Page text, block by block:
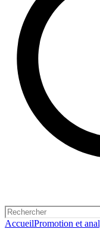
AccueilPromotion et